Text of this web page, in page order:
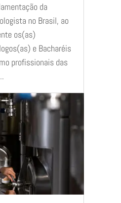
da
no Brasil, ao
os(as)
e Bacharéis
profissionais das